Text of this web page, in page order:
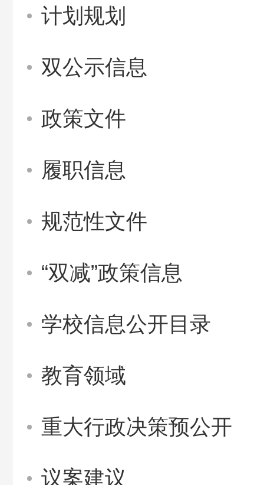
计划规划
双公示信息
政策文件
履职信息
规范性文件
“双减”政策信息
学校信息公开目录
教育领域
重大行政决策预公开
议案建议